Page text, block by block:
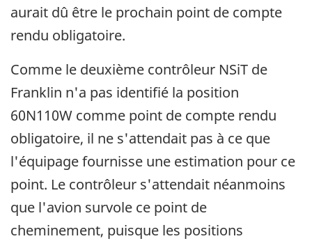
aurait dû être le prochain point de compte
rendu obligatoire.
Comme le deuxième contrôleur NSiT de
Franklin n'a pas identifié la position
60N110W comme point de compte rendu
obligatoire, il ne s'attendait pas à ce que
l'équipage fournisse une estimation pour ce
point. Le contrôleur s'attendait néanmoins
que l'avion survole ce point de
cheminement, puisque les positions